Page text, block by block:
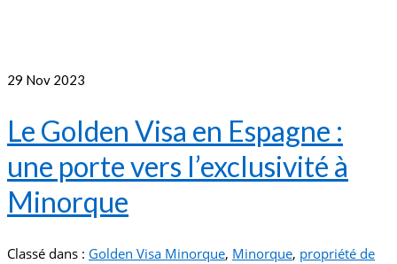
29 Nov 2023
Le Golden Visa en Espagne :
une porte vers l’exclusivité à
Minorque
Classé dans : Golden Visa Minorque, Minorque, propriété de